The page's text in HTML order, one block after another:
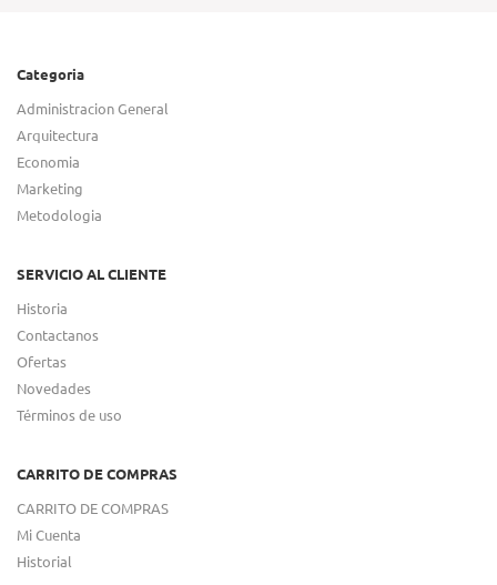
Categoria
Administracion General
Arquitectura
Economia
Marketing
Metodologia
SERVICIO AL CLIENTE
Historia
Contactanos
Ofertas
Novedades
Términos de uso
CARRITO DE COMPRAS
CARRITO DE COMPRAS
Mi Cuenta
Historial